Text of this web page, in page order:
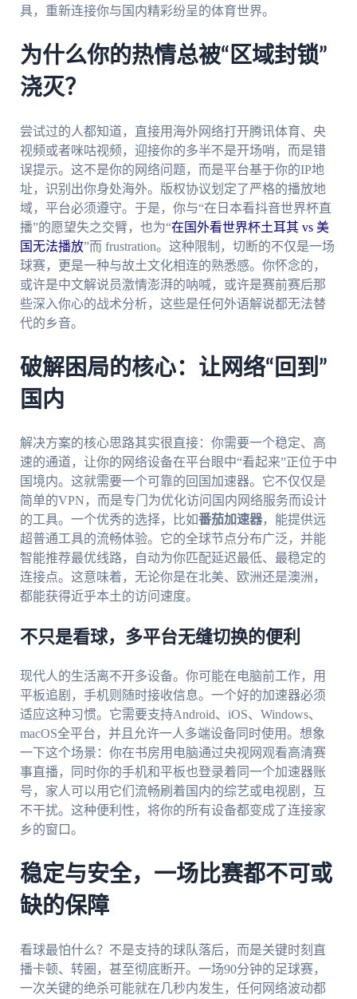
具，重新连接你与国内精彩纷呈的体育世界。
为什么你的热情总被“区域封锁”
浇灭？
尝试过的人都知道，直接用海外网络打开腾讯体育、央
视频或者咪咕视频，迎接你的多半不是开场哨，而是错
误提示。这不是你的网络问题，而是平台基于你的IP地
址，识别出你身处海外。版权协议划定了严格的播放地
域，平台必须遵守。于是，你与“在日本看抖音世界杯直
播”的愿望失之交臂，也为“在国外看世界杯土耳其 vs 美
国无法播放”而 frustration。这种限制，切断的不仅是一场
球赛，更是一种与故土文化相连的熟悉感。你怀念的，
或许是中文解说员激情澎湃的呐喊，或许是赛前赛后那
些深入你心的战术分析，这些是任何外语解说都无法替
代的乡音。
破解困局的核心：让网络“回到”
国内
解决方案的核心思路其实很直接：你需要一个稳定、高
速的通道，让你的网络设备在平台眼中“看起来”正位于中
国境内。这就需要一个可靠的回国加速器。它不仅仅是
简单的VPN，而是专门为优化访问国内网络服务而设计
的工具。一个优秀的选择，比如番茄加速器，能提供远
超普通工具的流畅体验。它的全球节点分布广泛，并能
智能推荐最优线路，自动为你匹配延迟最低、最稳定的
连接点。这意味着，无论你是在北美、欧洲还是澳洲，
都能获得近乎本土的访问速度。
不只是看球，多平台无缝切换的便利
现代人的生活离不开多设备。你可能在电脑前工作，用
平板追剧，手机则随时接收信息。一个好的加速器必须
适应这种习惯。它需要支持Android、iOS、Windows、
macOS全平台，并且允许一人多端设备同时使用。想象
一下这个场景：你在书房用电脑通过央视网观看高清赛
事直播，同时你的手机和平板也登录着同一个加速器账
号，家人可以用它们流畅刷着国内的综艺或电视剧，互
不干扰。这种便利性，将你的所有设备都变成了连接家
乡的窗口。
稳定与安全，一场比赛都不可或
缺的保障
看球最怕什么？不是支持的球队落后，而是关键时刻直
播卡顿、转圈，甚至彻底断开。一场90分钟的足球赛，
一次关键的绝杀可能就在几秒内发生，任何网络波动都